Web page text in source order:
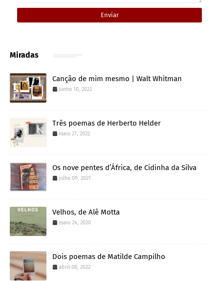
Miradas
Canção de mim mesmo | Walt Whitman
junho 10, 2022
Três poemas de Herberto Helder
maio 27, 2022
Os nove pentes d’África, de Cidinha da Silva
julho 09, 2021
Velhos, de Alê Motta
maio 24, 2020
Dois poemas de Matilde Campilho
abril 08, 2022